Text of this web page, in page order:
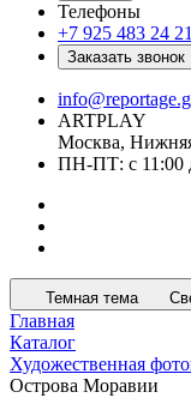
Телефоны
+7 925 483 24 21
Заказать звонок
ARTPLAY
Москва,
ПН-ПТ: с 11:00
Темная тема
Главная
Каталог
Художественная
Острова Моравии